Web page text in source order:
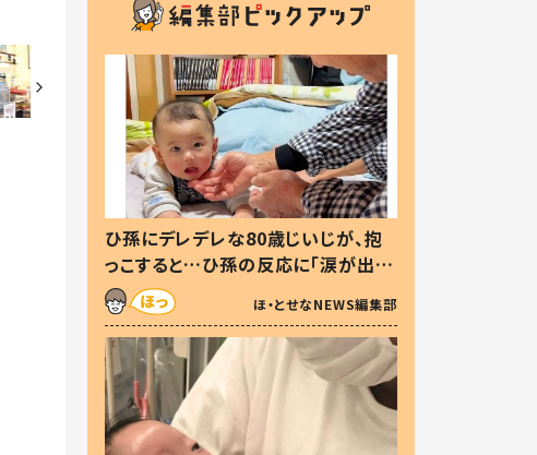
ひ孫にデレデレな80歳じいじが、抱
っこすると…ひ孫の反応に「涙が出ま
した」「可愛くて仕方ない」
ほ・とせなNEWS編集部